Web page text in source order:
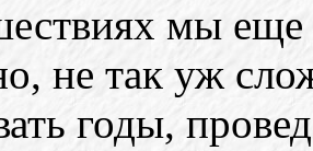
мы еще
не так уж
годы,